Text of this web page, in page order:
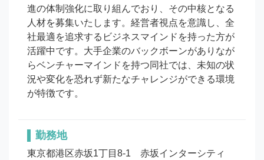
進の体制強化に取り組んでおり、その中核となる
人材を募集いたします。経営者視点を意識し、全
社最適を追求するビジネスマインドを持った方が
活躍中です。大手企業のバックボーンがありなが
らベンチャーマインドを持つ同社では、未知の状
況や変化を恐れず新たなチャレンジができる環境
が特徴です。
勤務地
東京都港区赤坂1丁目8-1　赤坂インターシティ